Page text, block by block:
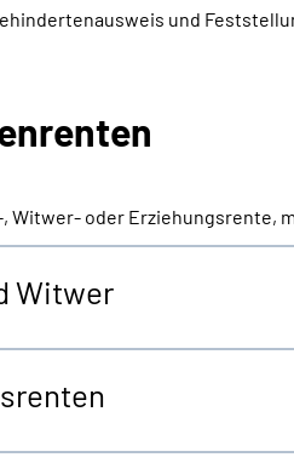
und
oder Erziehungsrente,
Witwer